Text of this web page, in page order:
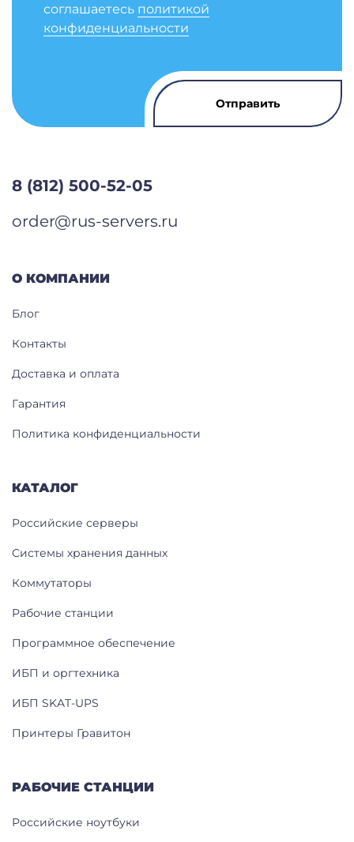
соглашаетесь политикой
конфиденциальности
КАТАЛОГ
Российские серверы
Системы хранения данных
Коммутаторы
Рабочие станции
Программное обеспечение
ИБП и оргтехника
ИБП SKAT-UPS
Принтеры Гравитон
РАБОЧИЕ СТАНЦИИ
Российские ноутбуки
О КОМПАНИИ
Блог
Контакты
Доставка и оплата
Гарантия
Политика конфиденциальности
8 (812) 500-52-05
order@rus-servers.ru